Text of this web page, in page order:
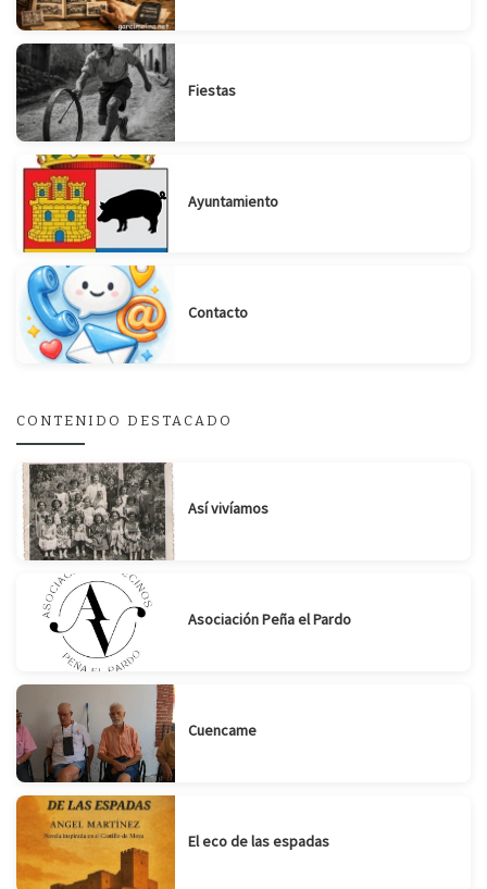
Fiestas
Ayuntamiento
Contacto
CONTENIDO DESTACADO
Así vivíamos
Asociación Peña el Pardo
Cuencame
El eco de las espadas
Suscribirse